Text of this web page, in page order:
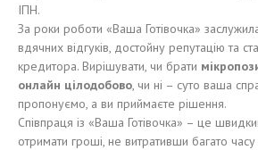
ІПН.
За роки роботи «Ваша Готівочка» заслужила
вдячних відгуків, достойну репутацію та
кредитора. Вирішувати, чи брати
онлайн цілодобово, чи ні – суто ваша
пропонуємо, а ви приймаєте рішення.
Співпраця із «Ваша Готівочка» – це
отримати гроші, не витративши багато часу